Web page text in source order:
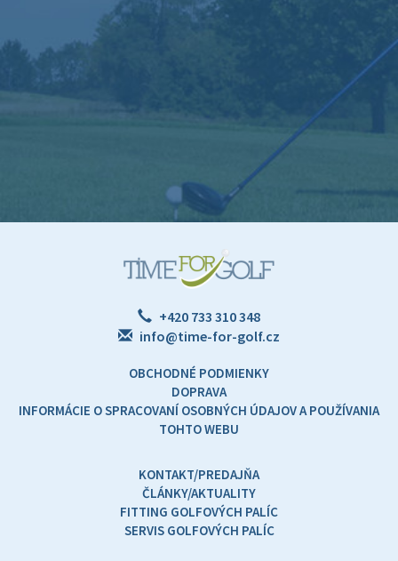
+420 733 310 348
info@time-for-golf.cz
OBCHODNÉ PODMIENKY
DOPRAVA
INFORMÁCIE O SPRACOVANÍ OSOBNÝCH ÚDAJOV A POUŽÍVANIA
TOHTO WEBU
KONTAKT/PREDAJŇA
ČLÁNKY/AKTUALITY
FITTING GOLFOVÝCH PALÍC
SERVIS GOLFOVÝCH PALÍC